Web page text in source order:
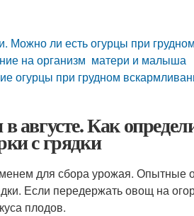
Можно ли есть огурцы при
на организм матери и малыша
огурцы при грудном
августе. Как
с грядки
для сбора урожая.
Если передержать овощ на
плодов.